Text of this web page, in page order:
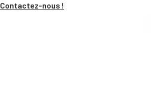
Contactez-nous !